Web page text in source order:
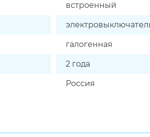
встроенный
галогенная
2 года
Россия